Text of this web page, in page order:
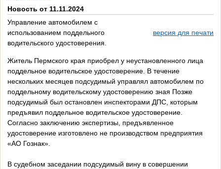
Новость от 11.11.2024
Управление автомобилем с
использованием поддельного
водительского удостоверения.
версия для печати
Житель Пермского края приобрел у неустановленного лица
поддельное водительское удостоверение. В течение
нескольких месяцев подсудимый управлял автомобилем по
поддельному водительскому удостоверению зная Позже
подсудимый был остановлен инспекторами ДПС, которым
предъявил поддельное водительское удостоверение.
Согласно заключению экспертизы, предъявленное
удостоверение изготовлено не производством предприятия
«АО Гознак».
В судебном заседании подсудимый вину в совершении